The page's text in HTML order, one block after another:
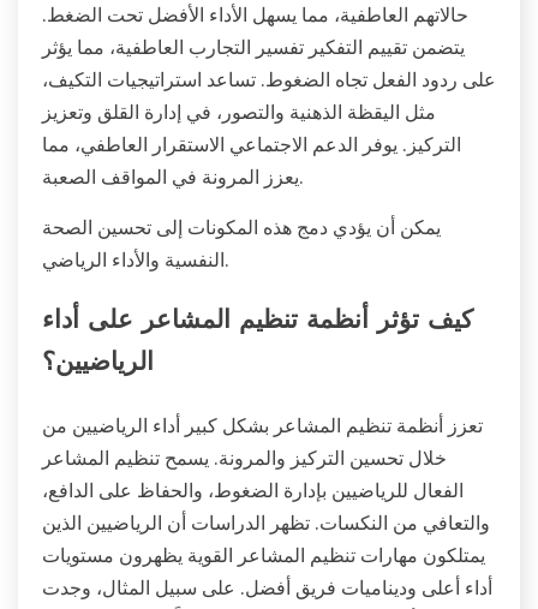
حالاتهم العاطفية، مما يسهل الأداء الأفضل تحت الضغط.
يتضمن تقييم التفكير تفسير التجارب العاطفية، مما يؤثر
على ردود الفعل تجاه الضغوط. تساعد استراتيجيات التكيف،
مثل اليقظة الذهنية والتصور، في إدارة القلق وتعزيز
التركيز. يوفر الدعم الاجتماعي الاستقرار العاطفي، مما
يعزز المرونة في المواقف الصعبة.
يمكن أن يؤدي دمج هذه المكونات إلى تحسين الصحة
النفسية والأداء الرياضي.
كيف تؤثر أنظمة تنظيم المشاعر على أداء
الرياضيين؟
تعزز أنظمة تنظيم المشاعر بشكل كبير أداء الرياضيين من
خلال تحسين التركيز والمرونة. يسمح تنظيم المشاعر
الفعال للرياضيين بإدارة الضغوط، والحفاظ على الدافع،
والتعافي من النكسات. تظهر الدراسات أن الرياضيين الذين
يمتلكون مهارات تنظيم المشاعر القوية يظهرون مستويات
أداء أعلى وديناميات فريق أفضل. على سبيل المثال، وجدت